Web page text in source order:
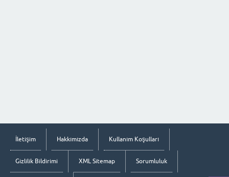
İletişim Hakkımızda Kullanım Koşulları
Gizlilik Bildirimi XML Sitemap Sorumluluk